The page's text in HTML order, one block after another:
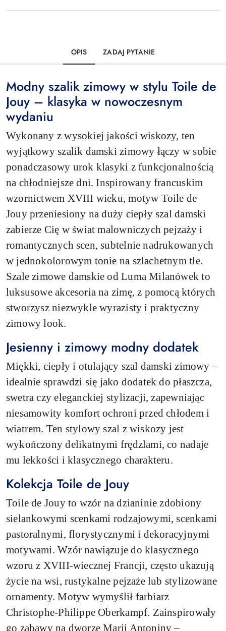
OPIS ZADAJ PYTANIE
Modny szalik zimowy w stylu Toile de
Jouy – klasyka w nowoczesnym
wydaniu
Wykonany z wysokiej jakości wiskozy, ten
wyjątkowy szalik damski zimowy łączy w sobie
ponadczasowy urok klasyki z funkcjonalnością
na chłodniejsze dni. Inspirowany francuskim
wzornictwem XVIII wieku, motyw Toile de
Jouy przeniesiony na duży ciepły szal damski
zabierze Cię w świat malowniczych pejzaży i
romantycznych scen, subtelnie nadrukowanych
w jednokolorowym tonie na szlachetnym tle.
Szale zimowe damskie od Luma Milanówek to
luksusowe akcesoria na zimę, z pomocą których
stworzysz niezwykle wyrazisty i praktyczny
zimowy look.
Jesienny i zimowy modny dodatek
Miękki, ciepły i otulający szal damski zimowy –
idealnie sprawdzi się jako dodatek do płaszcza,
swetra czy eleganckiej stylizacji, zapewniając
niesamowity komfort ochroni przed chłodem i
wiatrem. Ten stylowy szal z wiskozy jest
wykończony delikatnymi frędzlami, co nadaje
mu lekkości i klasycznego charakteru.
Kolekcja Toile de Jouy
Toile de Jouy to wzór na dzianinie zdobiony
sielankowymi scenkami rodzajowymi, scenkami
pastoralnymi, florystycznymi i dekoracyjnymi
motywami. Wzór nawiązuje do klasycznego
wzoru z XVIII-wiecznej Francji, często ukazują
życie na wsi, rustykalne pejzaże lub stylizowane
ornamenty. Motyw wymyślił farbiarz
Christophe-Philippe Oberkampf. Zainspirowały
go zabawy na dworze Marii Antoniny –